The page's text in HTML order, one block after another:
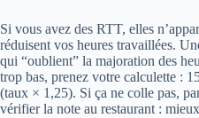
Si vous avez des RTT, elles
réduisent vos heures travaillées.
qui “oublient” la majoration des
trop bas, prenez votre calculette :
(taux × 1,25). Si ça ne colle pas,
vérifier la note au restaurant :